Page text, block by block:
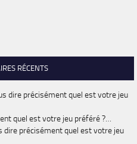
RÉCENTS
dire précisément quel est votre jeu
quel est votre jeu préféré ?…
dire précisément quel est votre jeu